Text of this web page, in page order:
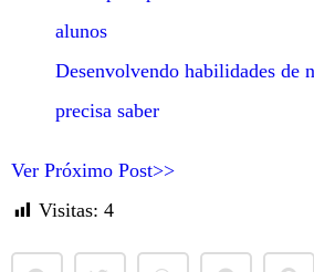
alunos
Desenvolvendo habilidades de
precisa saber
Ver Próximo Post>>
Visitas: 4